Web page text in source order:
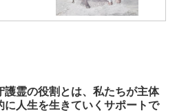
護霊の役割とは、私たちが主体
に人生を生きていくサポートで